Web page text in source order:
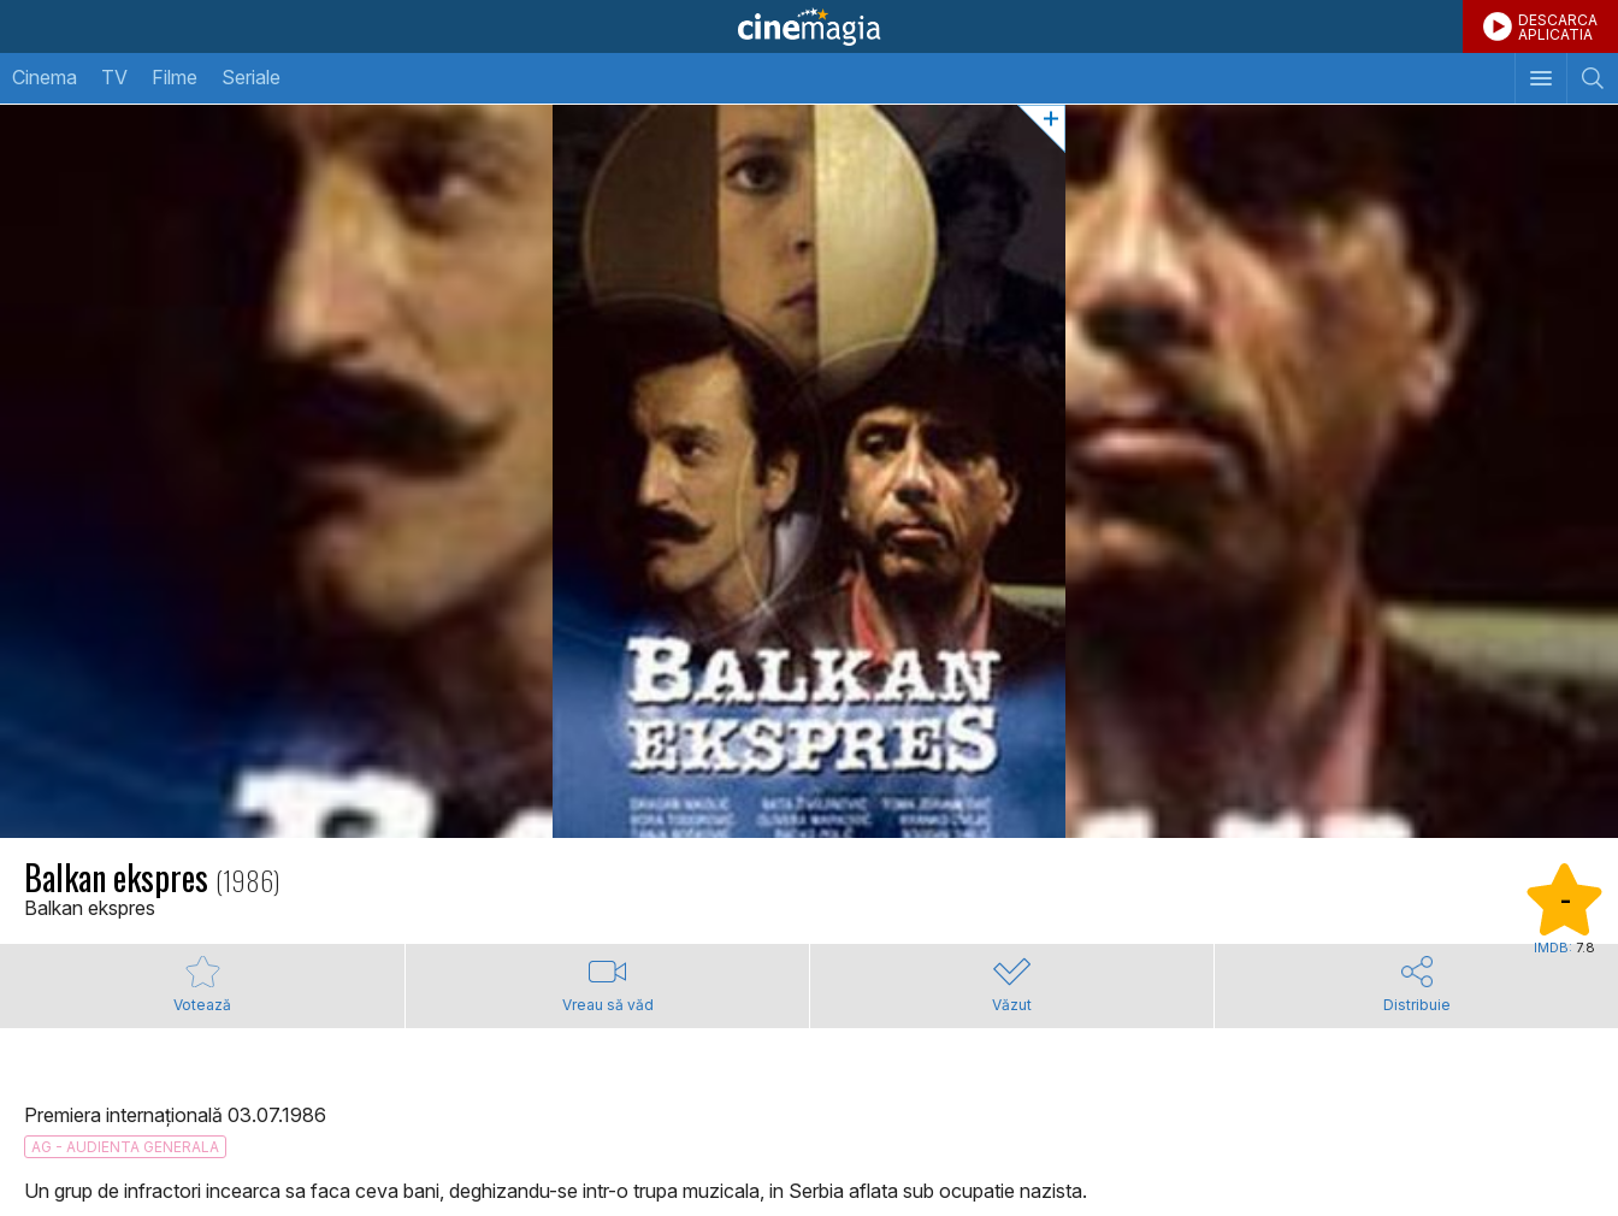
DESCARCA
APLICATIA
Cinema TV Filme Seriale
Balkan ekspres (1986)
Balkan ekspres -
IMDB:7.8
Votează Vreau să văd Văzut Distribuie
Premiera internațională 03.07.1986
AG - AUDIENTA GENERALA
Un grup de infractori incearca sa faca ceva bani, deghizandu-se intr-o trupa muzicala, in Serbia aflata sub ocupatie nazista.